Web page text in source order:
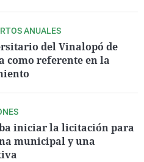
ANUALES
del Vinalopó de
como referente en la
iniciar la licitación para
municipal y una